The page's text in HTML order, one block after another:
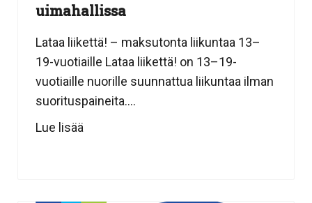
uimahallissa
Lataa liikettä! – maksutonta liikuntaa 13–
19-vuotiaille Lataa liikettä! on 13–19-
vuotiaille nuorille suunnattua liikuntaa ilman
suorituspaineita....
Lue lisää